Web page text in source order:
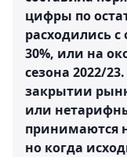
цифры по
расходились
30%, или на
сезона 2022/
закрытии
или
принимаются
но когда